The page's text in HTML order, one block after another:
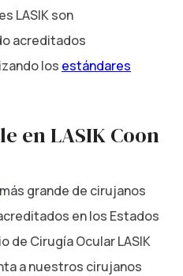
LASIK son
acreditados
los estándares
en LASIK Coon
más grande de cirujanos
en los Estados
de Cirugía Ocular LASIK
a nuestros cirujanos